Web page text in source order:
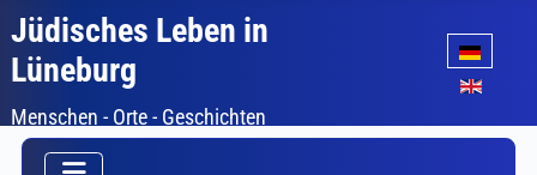
Jüdisches Leben in
Lüneburg
Menschen - Orte - Geschichten
Sprache